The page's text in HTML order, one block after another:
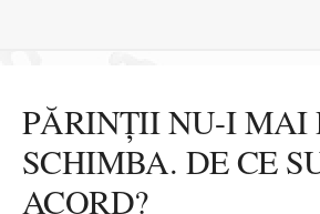
Stari
Zice
PĂRINȚII NU-I MAI
SCHIMBA. DE CE
ACORD?